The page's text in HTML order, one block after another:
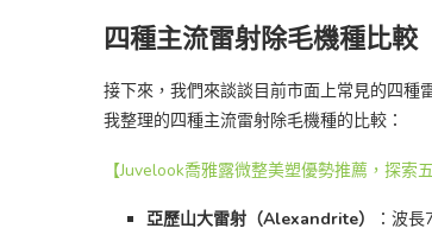
四種主流雷射除毛機種比較
接下來，我們來談談目前市面上常見的四種
我整理的四種主流雷射除毛機種的比較：
【Juvelook喬雅露微整美塑優勢推薦，探索
亞歷山大雷射（Alexandrite）
：波